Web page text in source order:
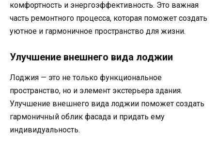
комфортность и энергоэффективность. Это важная
часть ремонтного процесса, которая поможет создать
уютное и гармоничное пространство для жизни.
Улучшение внешнего вида лоджии
Лоджия — это не только функциональное
пространство, но и элемент экстерьера здания.
Улучшение внешнего вида лоджии поможет создать
гармоничный облик фасада и придать ему
индивидуальность.